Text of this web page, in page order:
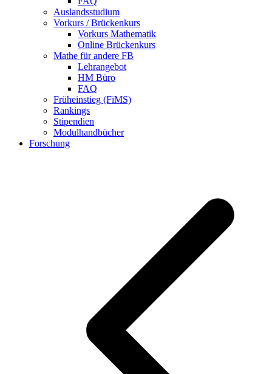
Auslandsstudium
Vorkurs / Brückenkurs
Vorkurs Mathematik
Online Brückenkurs
Mathe für andere FB
Lehrangebot
HM Büro
FAQ
Früheinstieg (FiMS)
Rankings
Stipendien
Modulhandbücher
Forschung